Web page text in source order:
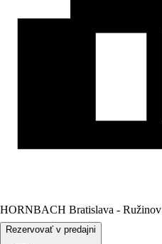
HORNBACH Bratislava - Ružinov
Rezervovať v predajni